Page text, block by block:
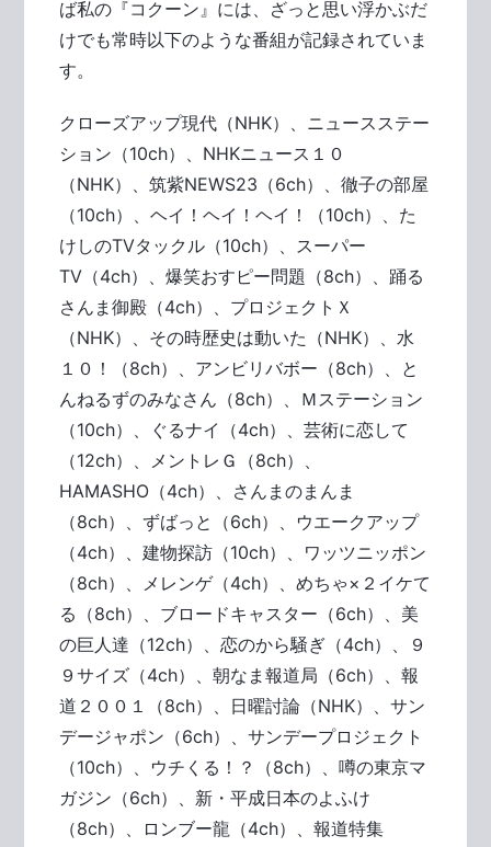
ば私の『コクーン』には、ざっと思い浮かぶだ
けでも常時以下のような番組が記録されていま
す。
クローズアップ現代（NHK）、ニュースステー
ション（10ch）、NHKニュース１０
（NHK）、筑紫NEWS23（6ch）、徹子の部屋
（10ch）、ヘイ！ヘイ！ヘイ！（10ch）、た
けしのTVタックル（10ch）、スーパー
TV（4ch）、爆笑おすピー問題（8ch）、踊る
さんま御殿（4ch）、プロジェクトＸ
（NHK）、その時歴史は動いた（NHK）、水
１０！（8ch）、アンビリバボー（8ch）、と
んねるずのみなさん（8ch）、Ｍステーション
（10ch）、ぐるナイ（4ch）、芸術に恋して
（12ch）、メントレＧ（8ch）、
HAMASHO（4ch）、さんまのまんま
（8ch）、ずばっと（6ch）、ウエークアップ
（4ch）、建物探訪（10ch）、ワッツニッポン
（8ch）、メレンゲ（4ch）、めちゃ×２イケて
る（8ch）、ブロードキャスター（6ch）、美
の巨人達（12ch）、恋のから騒ぎ（4ch）、９
９サイズ（4ch）、朝なま報道局（6ch）、報
道２００１（8ch）、日曜討論（NHK）、サン
デージャポン（6ch）、サンデープロジェクト
（10ch）、ウチくる！？（8ch）、噂の東京マ
ガジン（6ch）、新・平成日本のよふけ
（8ch）、ロンブー龍（4ch）、報道特集